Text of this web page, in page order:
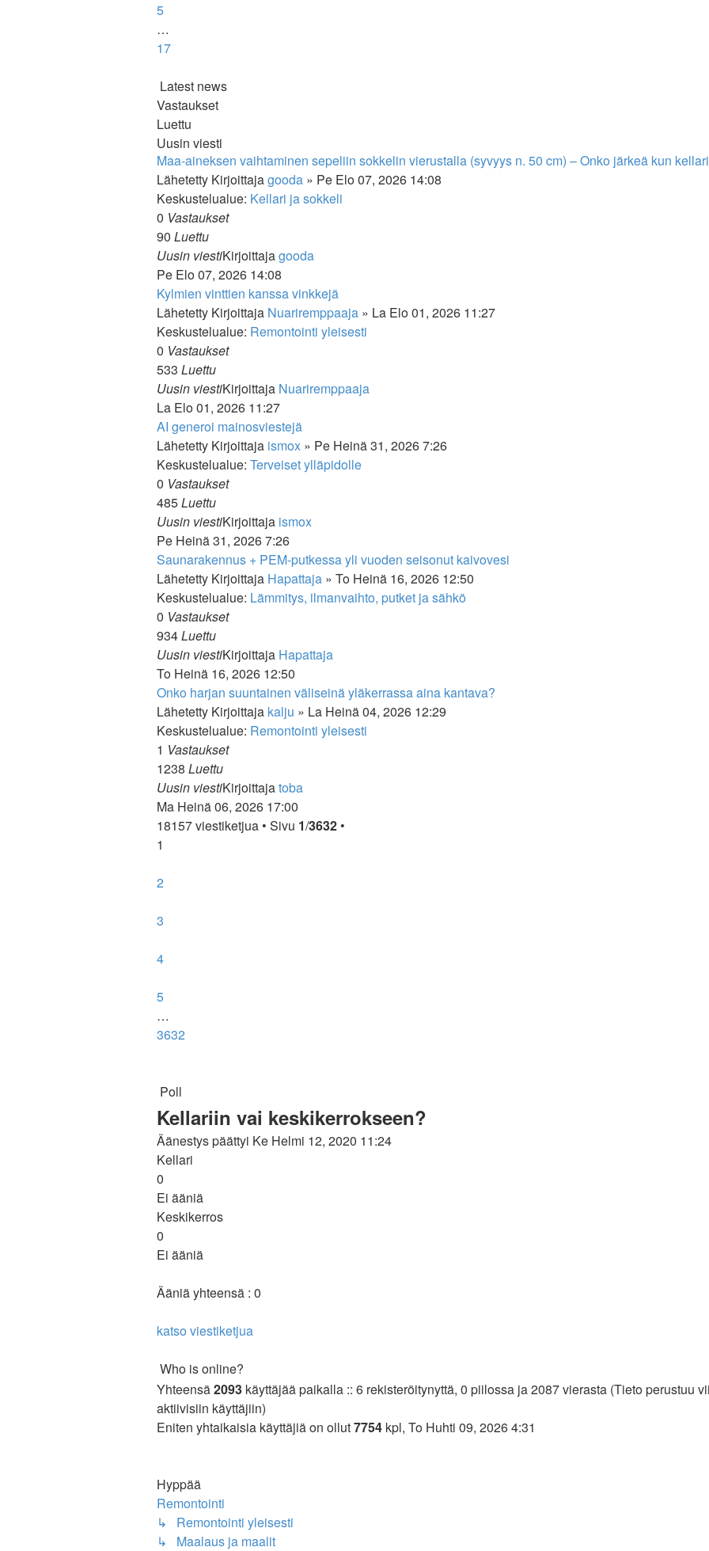
5
…
17
Latest news
Vastaukset
Luettu
Uusin viesti
Maa-aineksen vaihtaminen sepeliin sokkelin vierustalla (syvyys n. 50 cm) – Onko järkeä kun
Lähetetty Kirjoittajagooda » Pe Elo 07, 2026 14:08
Keskustelualue: Kellari ja sokkeli
0 Vastaukset
90 Luettu
Uusin viestiKirjoittajagoodaNäytä
viesti
Pe Elo 07, 2026 14:08
Kylmien vinttien kanssa vinkkejä
Lähetetty Kirjoittaja Nuariremppaaja » La Elo 01, 2026 11:27
Keskustelualue: Remontointi yleisesti
0 Vastaukset
533 Luettu
Uusin viestiKirjoittaja NuariremppaajaNäytä
La Elo 01, 2026 11:27
AI generoi mainosviestejä
Lähetetty Kirjoittaja ismox » Pe Heinä 31, 2026 7:26
Keskustelualue: Terveiset ylläpidolle
0 Vastaukset
485Luettu
Uusin viestiKirjoittaja ismoxNäytä
viesti
Pe Heinä 31, 2026 7:26
Saunarakennus + PEM-putkessa yli vuoden seisonut kaivovesi
Lähetetty Kirjoittaja Hapattaja » To Heinä 16, 2026 12:50
Keskustelualue: Lämmitys, ilmanvaihto, putket ja sähkö
0 Vastaukset
934Luettu
Uusin viestiKirjoittaja HapattajaNäytä
viesti
To Heinä 16, 2026 12:50
Onko harjan suuntainen väliseinä yläkerrassa aina kantava?
Lähetetty Kirjoittaja kalju » La Heinä 04, 2026 12:29
Keskustelualue: Remontointi yleisesti
1 Vastaukset
1238 Luettu
Uusin viestiKirjoittajatobaNäytä
viesti
Ma Heinä 06, 2026 17:00
18157 viestiketjua • Sivu 1/3632 •
1
2
3
4
5
…
3632
Poll
Kellariin vai keskikerrokseen?
Äänestys päättyi Ke Helmi 12, 2020 11:24
Kellari
0
Ei ääniä
Keskikerros
0
Ei ääniä
Ääniä yhteensä : 0
katso viestiketjua
Who is online?
Yhteensä2093 käyttäjää paikalla :: 6 rekisteröitynyttä, 0 piilossa ja 2087 vierasta (Tieto perustuu
aktiivisiin käyttäjiin)
Eniten yhtaikaisia käyttäjiä on ollut7754 kpl, To Huhti 09, 2026 4:31
Hyppää
Remontointi
↳ Remontointi yleisesti
↳ Maalaus ja maalit